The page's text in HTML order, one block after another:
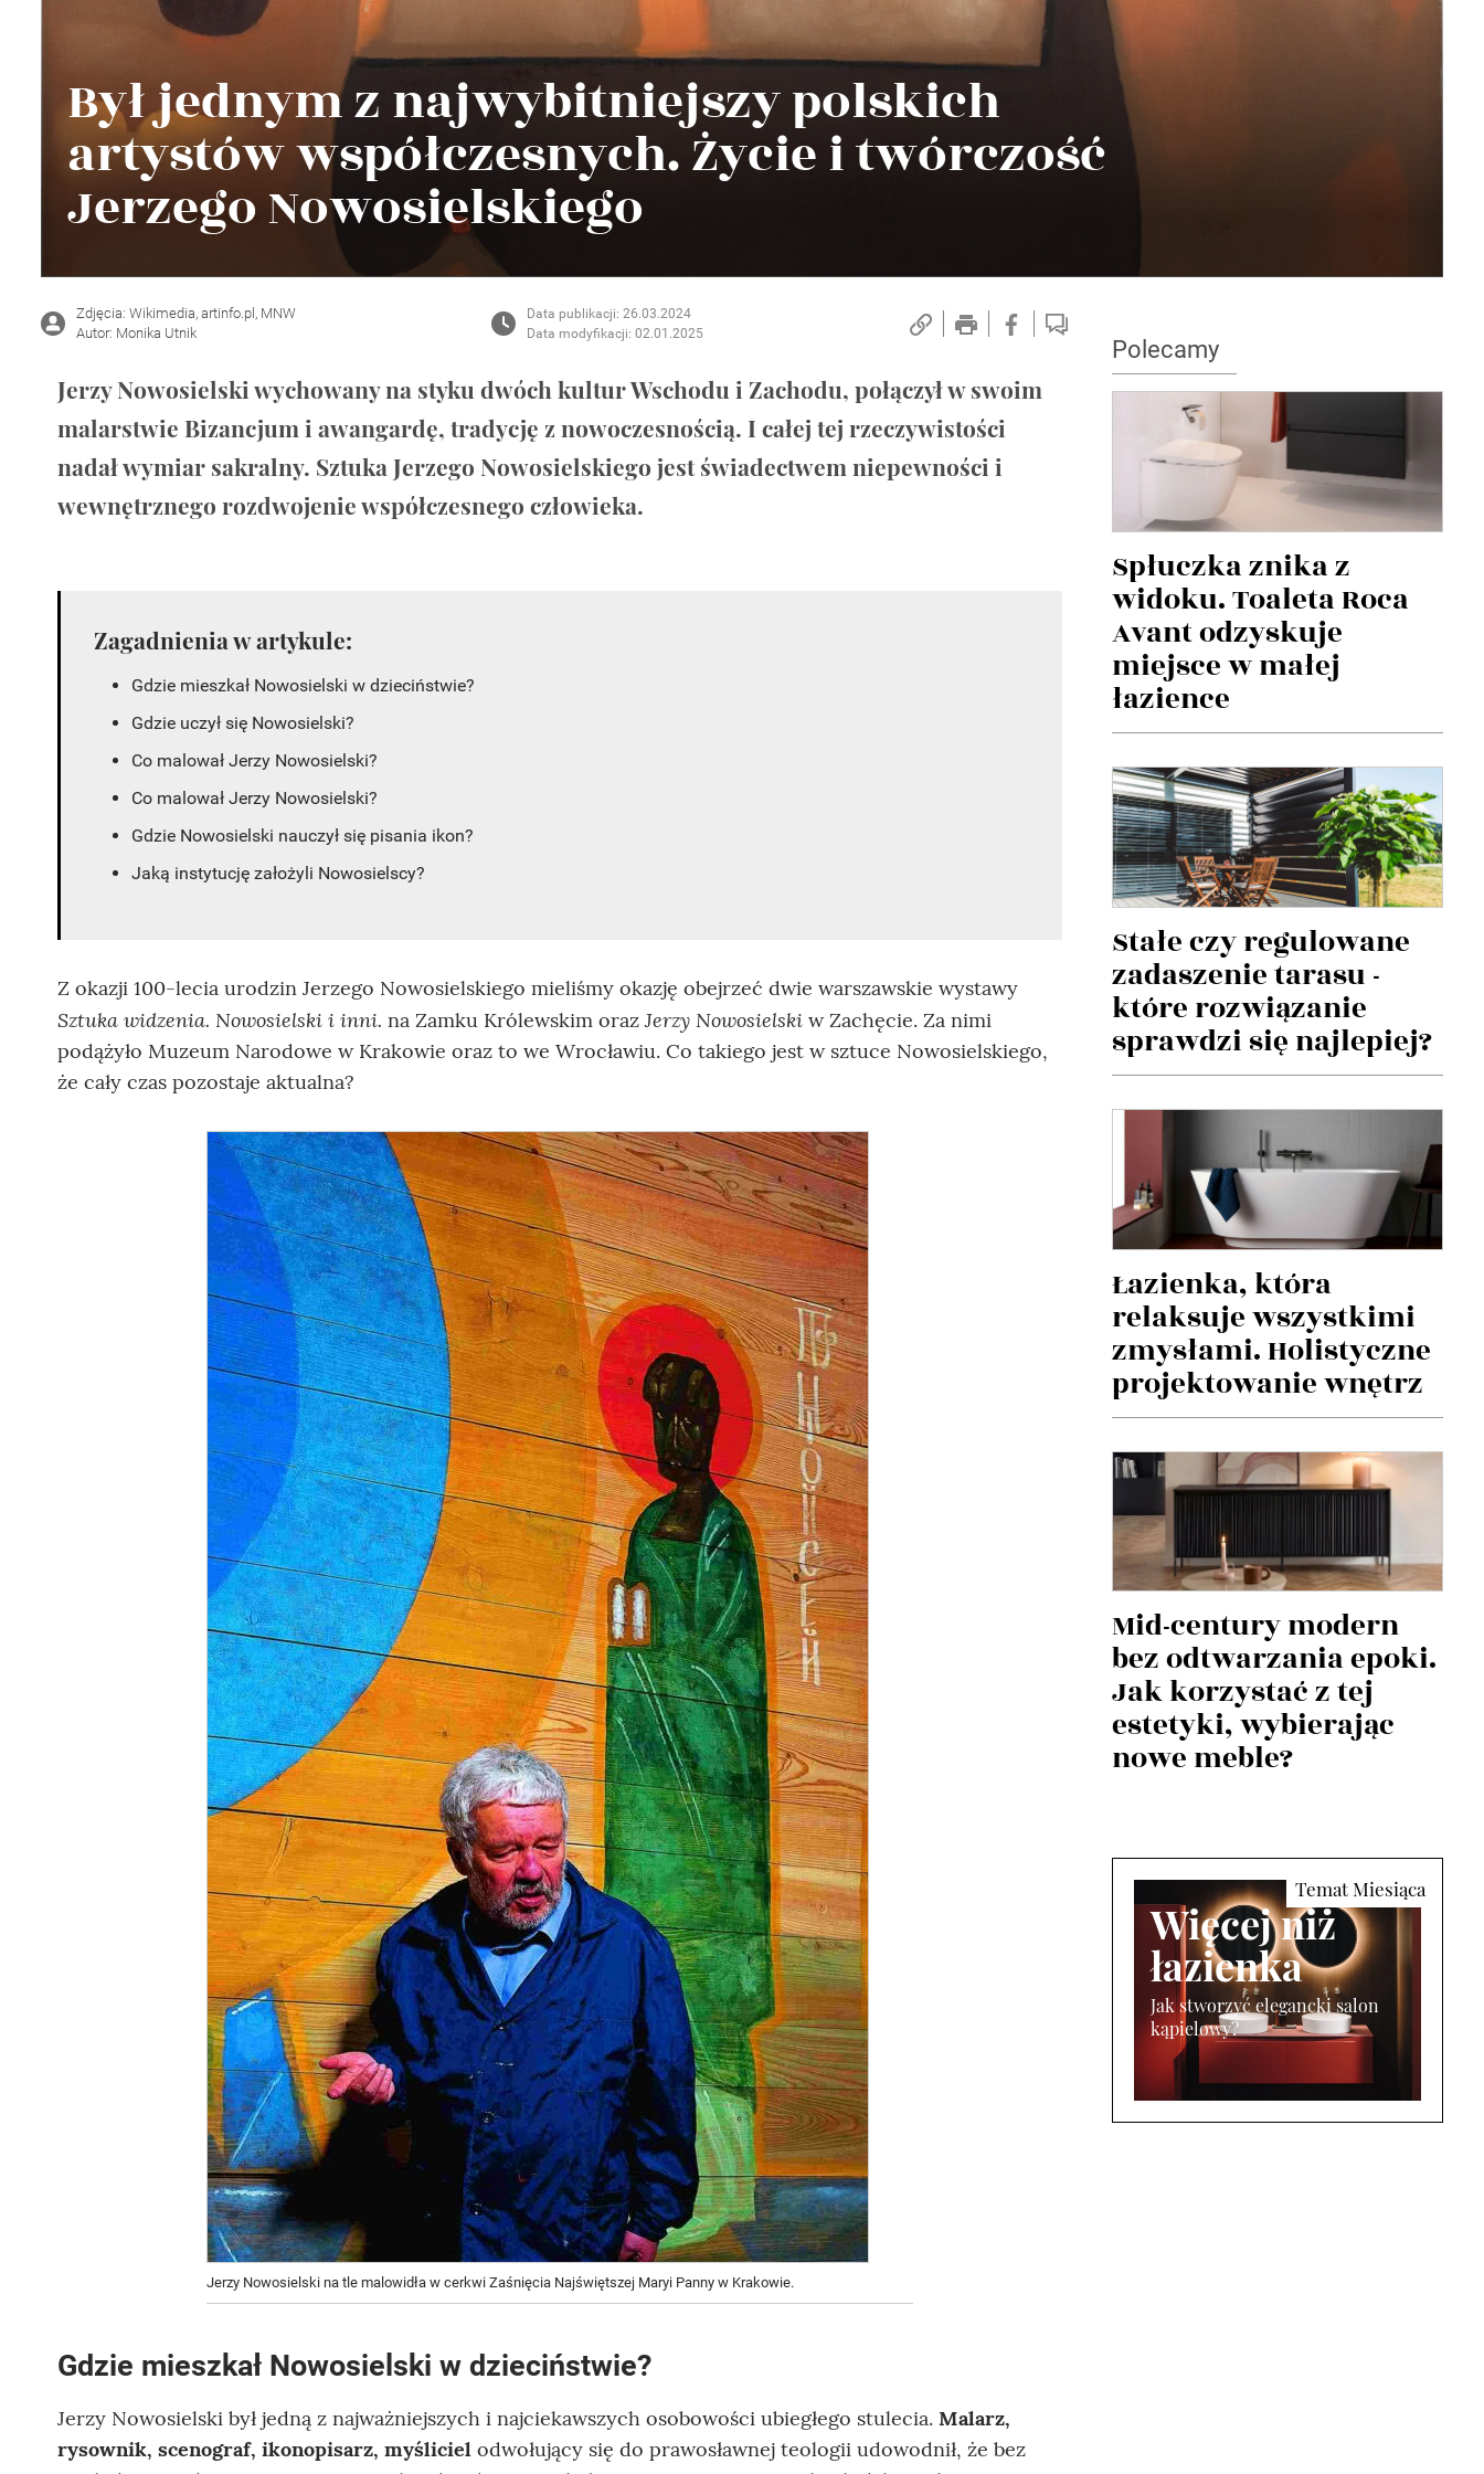
Był jednym z najwybitniejszy polskich
artystów współczesnych. Życie i twórczość
Jerzego Nowosielskiego
Zdjęcia: Wikimedia, artinfo.pl, MNW
Autor: Monika Utnik
Data publikacji: 26.03.2024
Data modyfikacji: 02.01.2025
Jerzy Nowosielski wychowany na styku dwóch kultur Wschodu i Zachodu, połączył w swoim
malarstwie Bizancjum i awangardę, tradycję z nowoczesnością. I całej tej rzeczywistości
nadał wymiar sakralny. Sztuka Jerzego Nowosielskiego jest świadectwem niepewności i
wewnętrznego rozdwojenie współczesnego człowieka.
Zagadnienia w artykule:
Gdzie mieszkał Nowosielski w dzieciństwie?
Gdzie uczył się Nowosielski?
Co malował Jerzy Nowosielski?
Co malował Jerzy Nowosielski?
Gdzie Nowosielski nauczył się pisania ikon?
Jaką instytucję założyli Nowosielscy?
Z okazji 100-lecia urodzin Jerzego Nowosielskiego mieliśmy okazję obejrzeć dwie warszawskie wystawy
Sztuka widzenia. Nowosielski i inni. na Zamku Królewskim orazJerzy Nowosielski w Zachęcie. Za nimi
podążyło Muzeum Narodowe w Krakowie oraz to we Wrocławiu. Co takiego jest w sztuce Nowosielskiego,
że cały czas pozostaje aktualna?
Jerzy Nowosielski na tle malowidła w cerkwi Zaśnięcia Najświętszej Maryi Panny w Krakowie.
Gdzie mieszkał Nowosielski w dzieciństwie?
Jerzy Nowosielski był jedną z najważniejszych i najciekawszych osobowości ubiegłego stulecia. Malarz,
rysownik, scenograf, ikonopisarz, myśliciel odwołujący się do prawosławnej teologii udowodnił, że bez
Polecamy
Spłuczka znika z
widoku. Toaleta Roca
Avant odzyskuje
miejsce w małej
łazience
Stałe czy regulowane
zadaszenie tarasu -
które rozwiązanie
sprawdzi się najlepiej?
Łazienka, która
relaksuje wszystkimi
zmysłami. Holistyczne
projektowanie wnętrz
Mid-century modern
bez odtwarzania epoki.
Jak korzystać z tej
estetyki, wybierając
nowe meble?
Więcej niż
łazienka
Jak stworzyć elegancki salon
kąpielowy?